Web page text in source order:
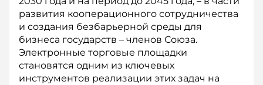
развития кооперационного сотрудничества
и создания безбарьерной среды для
бизнеса государств – членов Союза.
Электронные торговые площадки
становятся одним из ключевых
инструментов реализации этих задач на